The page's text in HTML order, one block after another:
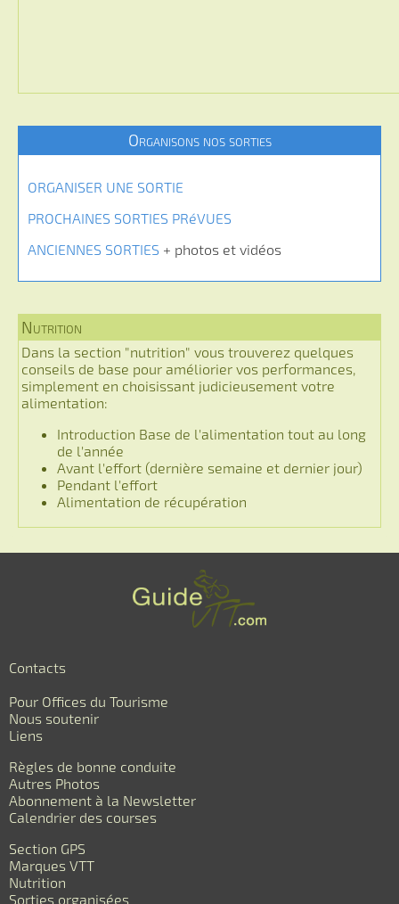
Organisons nos sorties
ORGANISER UNE SORTIE
PROCHAINES SORTIES PRéVUES
ANCIENNES SORTIES + photos et vidéos
Nutrition
Dans la section "nutrition" vous trouverez quelques
conseils de base pour améliorier vos performances,
simplement en choisissant judicieusement votre
alimentation:
Introduction Base de l'alimentation tout au long
de l'année
Avant l'effort (dernière semaine et dernier jour)
Pendant l'effort
Alimentation de récupération
Contacts
Pour Offices du Tourisme
Nous soutenir
Liens
Règles de bonne conduite
Autres Photos
Abonnement à la Newsletter
Calendrier des courses
Section GPS
Marques VTT
Nutrition
Sorties organisées